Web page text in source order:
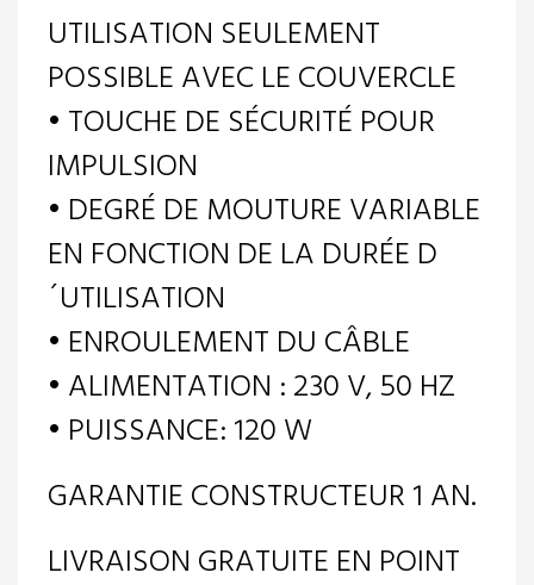
UTILISATION SEULEMENT
POSSIBLE AVEC LE COUVERCLE
• TOUCHE DE SÉCURITÉ POUR
IMPULSION
• DEGRÉ DE MOUTURE VARIABLE
EN FONCTION DE LA DURÉE D
´UTILISATION
• ENROULEMENT DU CÂBLE
• ALIMENTATION : 230 V, 50 HZ
• PUISSANCE: 120 W
GARANTIE CONSTRUCTEUR 1 AN.
LIVRAISON GRATUITE EN POINT